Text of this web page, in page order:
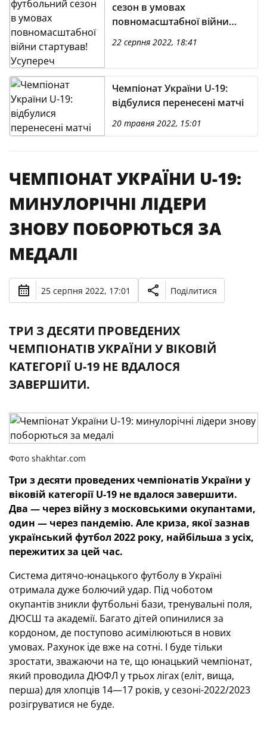
сезон в умовах
повномасштабної війни
численним перешкодам і
22 серпня 2022, 18:41
Чемпіонат України U-19:
відбулися перенесені матчі
20 травня 2022, 15:01
ЧЕМПІОНАТ УКРАЇНИ U-19:
МИНУЛОРІЧНІ ЛІДЕРИ
ЗНОВУ ПОБОРЮТЬСЯ ЗА
МЕДАЛІ
25 серпня 2022, 17:01 Поділитися
ТРИ З ДЕСЯТИ ПРОВЕДЕНИХ
ЧЕМПІОНАТІВ УКРАЇНИ У ВІКОВІЙ
КАТЕГОРІЇ U-19 НЕ ВДАЛОСЯ
ЗАВЕРШИТИ.
Фото shakhtar.com
Три з десяти проведених чемпіонатів України у
віковій категорії U-19 не вдалося завершити.
Два — через війну з московськими окупантами,
один — через пандемію. Але криза, якої зазнав
український футбол 2022 року, найбільша з усіх,
пережитих за цей час.
Система дитячо-юнацького футболу в Україні
отримала дуже болючий удар. Під чоботом
окупантів зникли футбольні бази, тренувальні поля,
ДЮСШ та академії. Багато дітей опинилися за
кордоном, де поступово асимілюються в нових
умовах. Рахунок іде вже на сотні. І буде тільки
зростати, зважаючи на те, що юнацький чемпіонат,
який проводила ДЮФЛ у трьох лігах (еліт, вища,
перша) для хлопців 14—17 років, у сезоні-2022/2023
розігруватися не буде.